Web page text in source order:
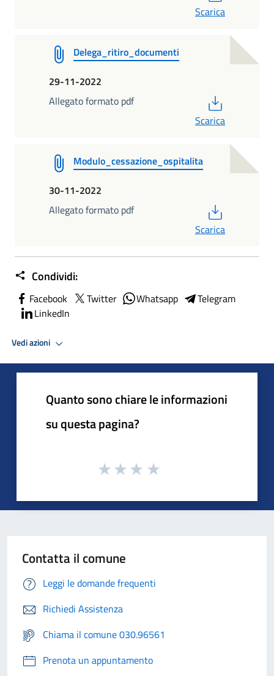
Scarica
Delega_ritiro_documenti
29-11-2022
Allegato formato pdf
Scarica
Modulo_cessazione_ospitalita
30-11-2022
Allegato formato pdf
Scarica
Condividi:
Facebook Twitter Whatsapp
Telegram
LinkedIn
Vedi azioni
Quanto sono chiare le informazioni
su questa pagina?
Contatta il comune
Leggi le domande frequenti
Richiedi Assistenza
Chiama il comune 030.96561
Prenota un appuntamento